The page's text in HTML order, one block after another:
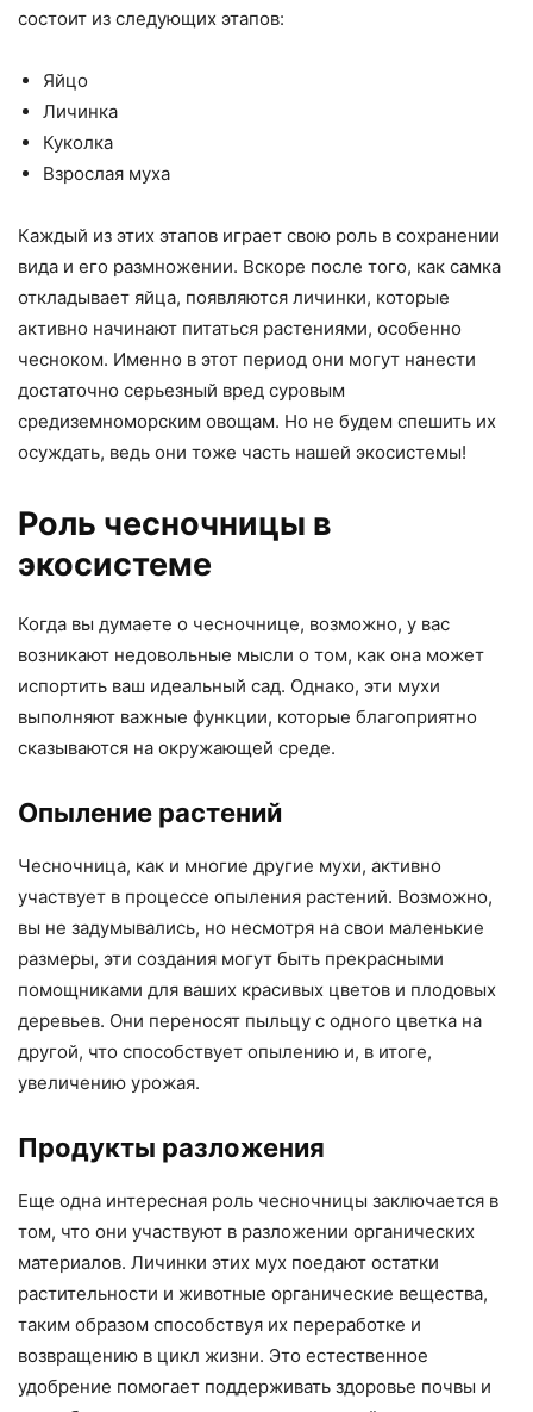
состоит из следующих этапов:
Яйцо
Личинка
Куколка
Взрослая муха
Каждый из этих этапов играет свою роль в сохранении
вида и его размножении. Вскоре после того, как самка
откладывает яйца, появляются личинки, которые
активно начинают питаться растениями, особенно
чесноком. Именно в этот период они могут нанести
достаточно серьезный вред суровым
средиземноморским овощам. Но не будем спешить их
осуждать, ведь они тоже часть нашей экосистемы!
Роль чесночницы в
экосистеме
Когда вы думаете о чесночнице, возможно, у вас
возникают недовольные мысли о том, как она может
испортить ваш идеальный сад. Однако, эти мухи
выполняют важные функции, которые благоприятно
сказываются на окружающей среде.
Опыление растений
Чесночница, как и многие другие мухи, активно
участвует в процессе опыления растений. Возможно,
вы не задумывались, но несмотря на свои маленькие
размеры, эти создания могут быть прекрасными
помощниками для ваших красивых цветов и плодовых
деревьев. Они переносят пыльцу с одного цветка на
другой, что способствует опылению и, в итоге,
увеличению урожая.
Продукты разложения
Еще одна интересная роль чесночницы заключается в
том, что они участвуют в разложении органических
материалов. Личинки этих мух поедают остатки
растительности и животные органические вещества,
таким образом способствуя их переработке и
возвращению в цикл жизни. Это естественное
удобрение помогает поддерживать здоровье почвы и